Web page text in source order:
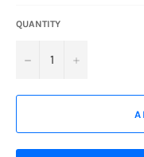
QUANTITY
− +